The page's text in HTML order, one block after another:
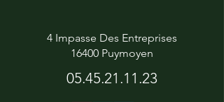
4 Impasse Des Entreprises
16400 Puymoyen
05.45.21.11.23